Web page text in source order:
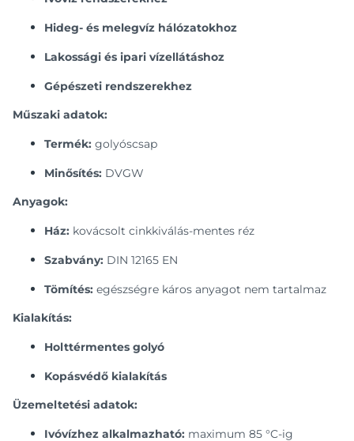
Hideg- és melegvíz hálózatokhoz
Lakossági és ipari vízellátáshoz
Gépészeti rendszerekhez
Műszaki adatok:
Termék: golyóscsap
Minősítés: DVGW
Anyagok:
Ház: kovácsolt cinkkiválás-mentes réz
Szabvány: DIN 12165 EN
Tömítés: egészségre káros anyagot nem tartalmaz
Kialakítás:
Holttérmentes golyó
Kopásvédő kialakítás
Üzemeltetési adatok:
Ivóvízhez alkalmazható: maximum 85 °C-ig